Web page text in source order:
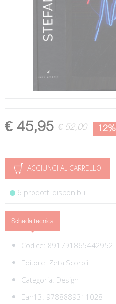
€ 45,95 € 52,00 12%
AGGIUNGI AL CARRELLO
6 prodotti disponibili
Scheda tecnica
Codice: 891791865442952
Editore: Zeta Scorpii
Categoria: Design
Ean13: 9788889311028